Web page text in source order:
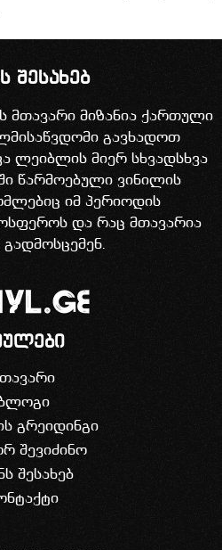
შესახებ
მთავარი მიზანია ქართული
გავხადოთ
ლეიბლის მიერ სხვადსხვა
წარმოებული ვინილის
იმ პერიოდის
და რაც მთავარია
გადმოსცემენ.
გრეიდინგი
შევიძინო
შესახებ